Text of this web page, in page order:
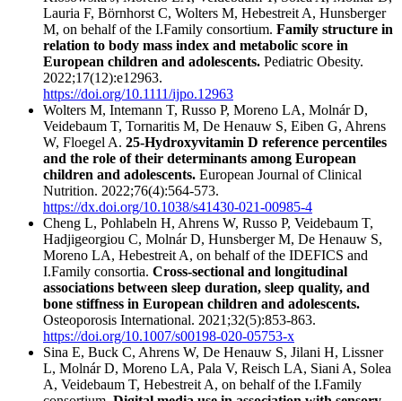
Lauria F, Börnhorst C, Wolters M, Hebestreit A, Hunsberger
M, on behalf of the I.Family consortium. Family structure in
relation to body mass index and metabolic score in
European children and adolescents. Pediatric Obesity.
2022;17(12):e12963.
https://doi.org/10.1111/ijpo.12963
Wolters M, Intemann T, Russo P, Moreno LA, Molnár D,
Veidebaum T, Tornaritis M, De Henauw S, Eiben G, Ahrens
W, Floegel A. 25-Hydroxyvitamin D reference percentiles
and the role of their determinants among European
children and adolescents. European Journal of Clinical
Nutrition. 2022;76(4):564-573.
https://dx.doi.org/10.1038/s41430-021-00985-4
Cheng L, Pohlabeln H, Ahrens W, Russo P, Veidebaum T,
Hadjigeorgiou C, Molnár D, Hunsberger M, De Henauw S,
Moreno LA, Hebestreit A, on behalf of the IDEFICS and
I.Family consortia. Cross-sectional and longitudinal
associations between sleep duration, sleep quality, and
bone stiffness in European children and adolescents.
Osteoporosis International. 2021;32(5):853-863.
https://doi.org/10.1007/s00198-020-05753-x
Sina E, Buck C, Ahrens W, De Henauw S, Jilani H, Lissner
L, Molnár D, Moreno LA, Pala V, Reisch LA, Siani A, Solea
A, Veidebaum T, Hebestreit A, on behalf of the I.Family